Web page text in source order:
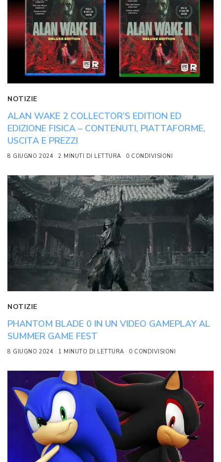
NOTIZIE
ALAN WAKE 2 COLLECTOR’S EDITION ED
EDIZIONE FISICA – CONTENUTI, PIATTAFORME,
USCITA E PREZZI
8 GIUGNO 2024 2 MINUTI DI LETTURA 0 CONDIVISIONI
NOTIZIE
PHANTOM BLADE 0 IN UN VIDEO GAMEPLAY AL
SUMMER GAME FEST
8 GIUGNO 2024 1 MINUTO DI LETTURA 0 CONDIVISIONI